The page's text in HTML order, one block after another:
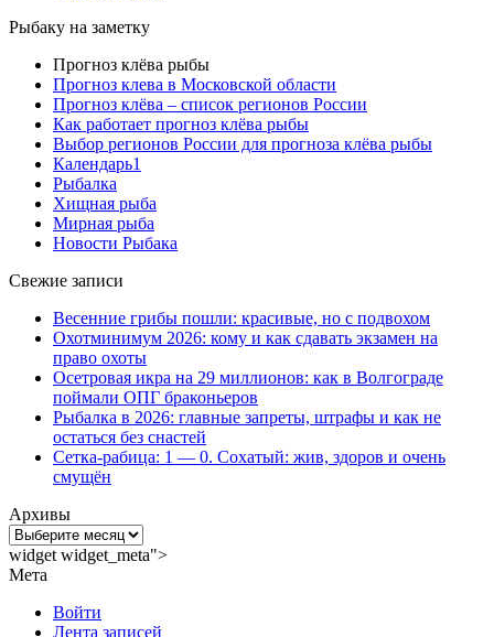
Рыбаку на заметку
Прогноз клёва рыбы
Прогноз клева в Московской области
Прогноз клёва – список регионов России
Как работает прогноз клёва рыбы
Выбор регионов России для прогноза клёва рыбы
Календарь1
Рыбалка
Хищная рыба
Мирная рыба
Новости Рыбака
Свежие записи
Весенние грибы пошли: красивые, но с подвохом
Охотминимум 2026: кому и как сдавать экзамен на
право охоты
Осетровая икра на 29 миллионов: как в Волгограде
поймали ОПГ браконьеров
Рыбалка в 2026: главные запреты, штрафы и как не
остаться без снастей
Сетка-рабица: 1 — 0. Сохатый: жив, здоров и очень
смущён
Архивы
Архивы
widget widget_meta">
Мета
Войти
Лента записей